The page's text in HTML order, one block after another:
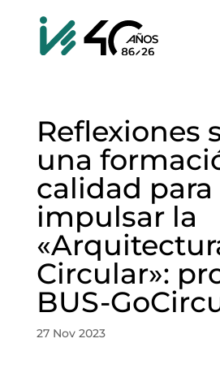
Reflexiones
una
calidad para
impulsar la
Circular»:
BUS-
27 Nov 2023